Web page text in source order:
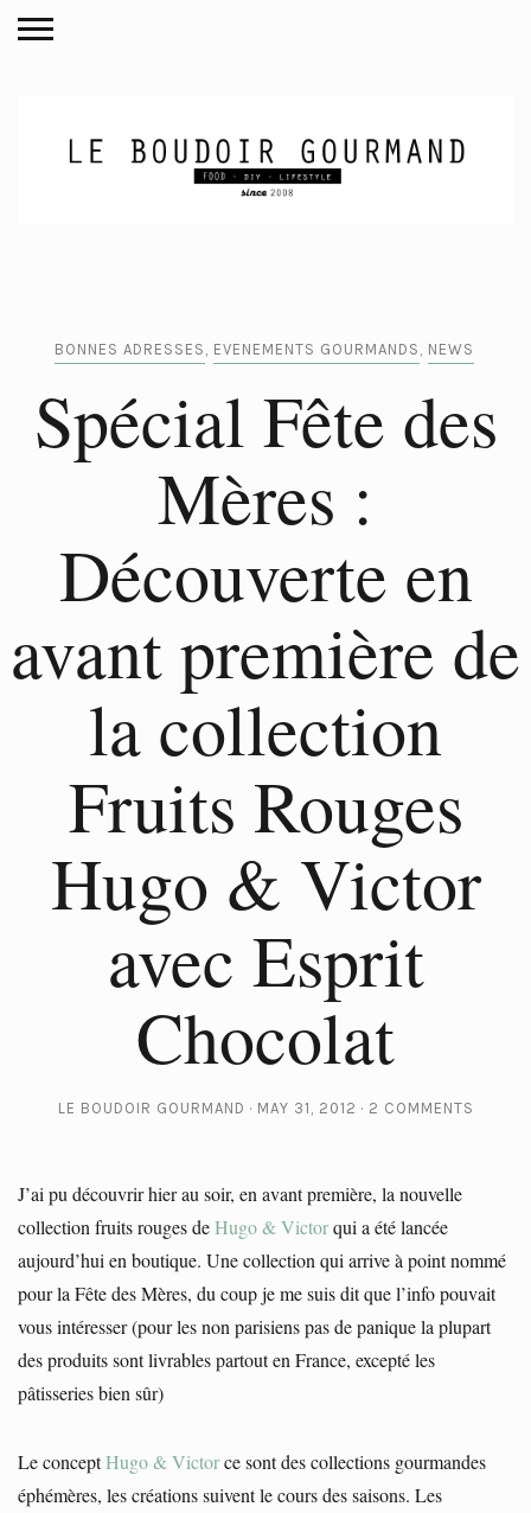
BONNES ADRESSES EVENEMENTS GOURMANDS NEWS
Spécial Fête des
Mères :
Découverte en
avant première de
la collection
Fruits Rouges
Hugo & Victor
avec Esprit
Chocolat
LE BOUDOIR GOURMAND MAY 31, 2012 2 COMMENTS
J’ai pu découvrir hier au soir, en avant première, la nouvelle
collection fruits rouges deHugo & Victorqui a été lancée
aujourd’hui en boutique. Une collection qui arrive à point nommé
pour la Fête des Mères, du coup je me suis dit que l’info pouvait
vous intéresser (pour les non parisiens pas de panique la plupart
des produits sont livrables partout en France, excepté les
pâtisseries bien sûr)
Le conceptHugo & Victorce sont des collections gourmandes
éphémères, les créations suivent le cours des saisons. Les